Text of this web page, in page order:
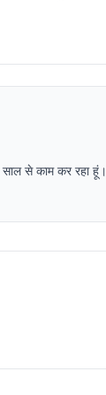
से काम कर रहा हूं।